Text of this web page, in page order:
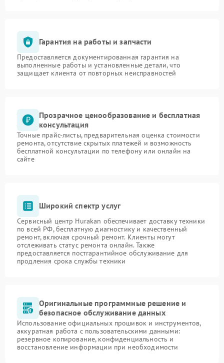
Гарантия на работы и запчасти
Предоставляется документированная гарантия на
выполненные работы и установленные детали, что
защищает клиента от повторных неисправностей
Прозрачное ценообразование и бесплатная
консультация
Точные прайс-листы, предварительная оценка стоимости
ремонта, отсутствие скрытых платежей и возможность
бесплатной консультации по телефону или онлайн на
сайте
Широкий спектр услуг
Сервисный центр Hurakan обеспечивает доставку техники
по всей РФ, бесплатную диагностику и качественный
ремонт, включая срочный ремонт. Клиенты могут
отслеживать статус ремонта онлайн. Также
предоставляется постгарантийное обслуживание для
продления срока службы техники
Оригинальные программные решение и
безопасное обслуживание данных
Использование официальных прошивок и инструментов,
аккуратная работа с пользовательскими данными:
резервное копирование, конфиденциальность и
восстановление информации при необходимости